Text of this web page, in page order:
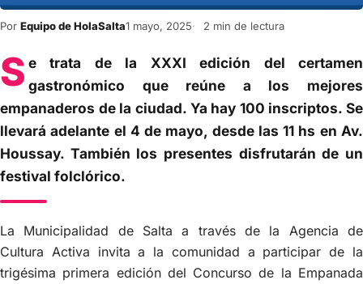
Por Equipo de HolaSalta1 mayo, 2025 2 min de lectura
S e trata de la XXXI edición del certamen
gastronómico que reúne a los mejores
empanaderos de la ciudad. Ya hay 100 inscriptos. Se
llevará adelante el 4 de mayo, desde las 11 hs en Av.
Houssay. También los presentes disfrutarán de un
festival folclórico.
La Municipalidad de Salta a través de la Agencia de
Cultura Activa invita a la comunidad a participar de la
trigésima primera edición del Concurso de la Empanada